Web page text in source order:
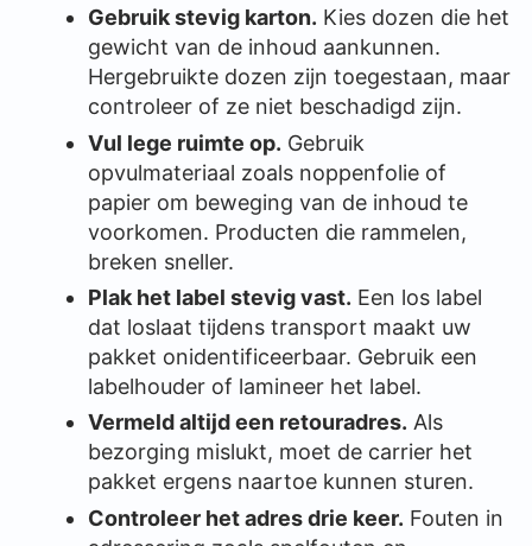
Gebruik stevig karton. Kies dozen die het
gewicht van de inhoud aankunnen.
Hergebruikte dozen zijn toegestaan, maar
controleer of ze niet beschadigd zijn.
Vul lege ruimte op. Gebruik
opvulmateriaal zoals noppenfolie of
papier om beweging van de inhoud te
voorkomen. Producten die rammelen,
breken sneller.
Plak het label stevig vast. Een los label
dat loslaat tijdens transport maakt uw
pakket onidentificeerbaar. Gebruik een
labelhouder of lamineer het label.
Vermeld altijd een retouradres. Als
bezorging mislukt, moet de carrier het
pakket ergens naartoe kunnen sturen.
Controleer het adres drie keer. Fouten in